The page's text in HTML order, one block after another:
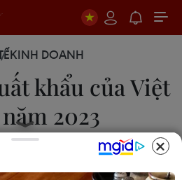
KINH DOANH
khẩu của Việt
2023